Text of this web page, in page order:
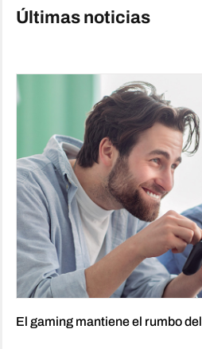
Últimas noticias
El gaming mantiene el rumbo